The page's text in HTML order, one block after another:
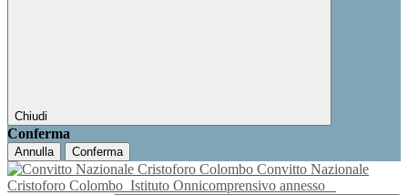
Chiudi
Conferma
Annulla Conferma
Convitto Nazionale
Cristoforo Colombo Istituto Onnicomprensivo annesso